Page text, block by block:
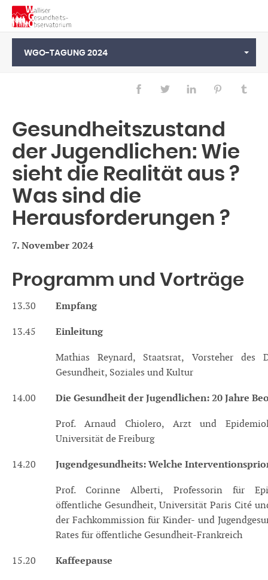
Français Deutsch
WGO-TAGUNG 2024
Gesundheitszustand
der Jugendlichen: Wie
sieht die Realität aus ?
Was sind die
Herausforderungen ?
7. November 2024
Programm und Vorträge
13.30 Empfang
13.45 Einleitung
Mathias Reynard, Staatsrat, Vorsteher des
Gesundheit, Soziales und Kultur
14.00 Die Gesundheit der Jugendlichen: 20 Jahre
Prof. Arnaud Chiolero, Arzt und
Universität de Freiburg
14.20 Jugendgesundheits: Welche
Prof. Corinne Alberti, Professorin für
öffentliche Gesundheit, Universität Paris Cité
der Fachkommission für Kinder- und
Rates für öffentliche Gesundheit-Frankreich
15.20 Kaffeepause